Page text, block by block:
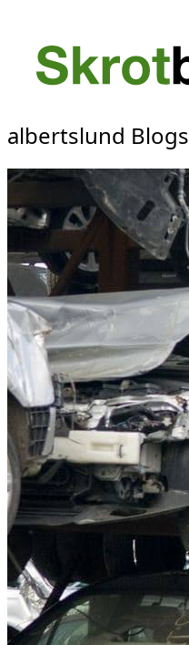
albertslund Blogs